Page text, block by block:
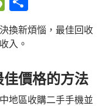
e
C
at
享
換新煩惱，最佳回收
入。
佳價格的方法
地區收購二手手機並